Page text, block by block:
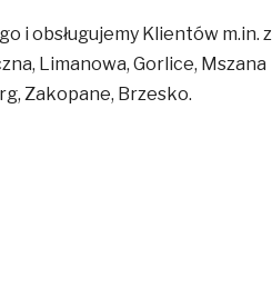
i obsługujemy Klientów m.in. z
Limanowa, Gorlice, Mszana
Zakopane, Brzesko.